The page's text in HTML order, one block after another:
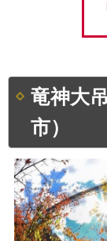
竜神大
市）